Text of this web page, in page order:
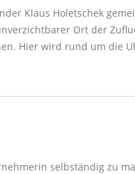
Klaus Holetschek
Ort der
Hier wird rund um die
selbständig zu